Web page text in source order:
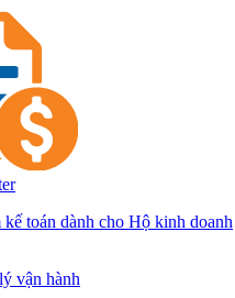
kế toán dành cho Hộ kinh doanh
vận hành